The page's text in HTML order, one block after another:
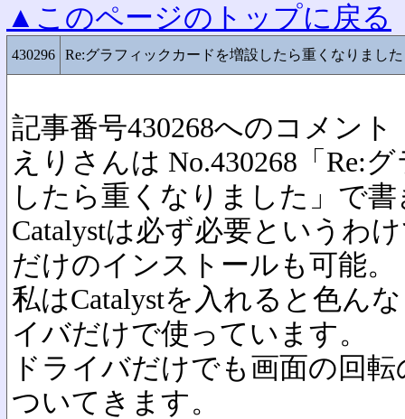
▲このページのトップに戻る
430296 Re:グラフィックカードを増設したら重くなりました
記事番号430268へのコメント
えりさんは No.430268「Re:
したら重くなりました」で
Catalystは必ず必要というわ
だけのインストールも可能。
私はCatalystを入れると色ん
イバだけで使っています。
ドライバだけでも画面の回
ついてきます。